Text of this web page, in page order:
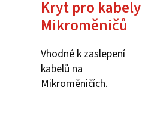
Kryt pro kabely
Mikroměničů
Vhodné k zaslepení
kabelů na
Mikroměničích.